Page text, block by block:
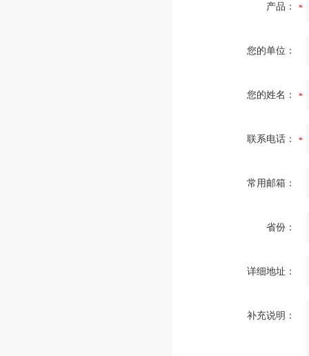
产品：
您的单位：
您的姓名：
联系电话：
常用邮箱：
省份：
详细地址：
补充说明：